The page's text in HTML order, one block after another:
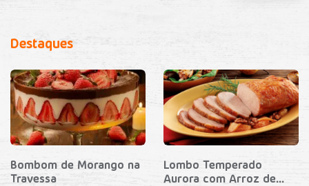
Destaques
Bombom de Morango na
Travessa
Lombo Temperado
Aurora com Arroz de...